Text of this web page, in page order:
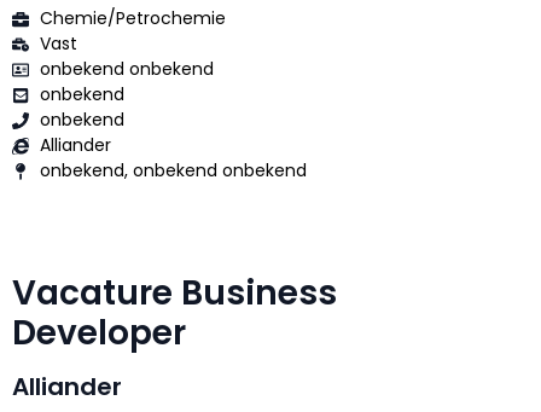
Chemie/Petrochemie
Vast
onbekend onbekend
onbekend
onbekend
Alliander
onbekend, onbekend onbekend
Vacature Business
Developer
Alliander